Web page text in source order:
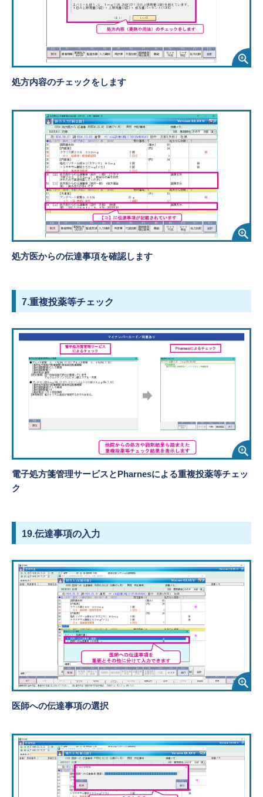
処方内容のチェックをします
処方医からの伝達事項を確認します
7.重複投薬等チェック
電子処方箋管理サービスとPharnesによる重複投薬等チェッ
ク
19.伝達事項の入力
医師への伝達事項の選択